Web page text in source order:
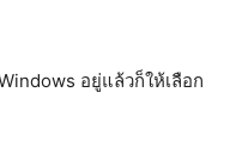
อยู่แล้วก็ให้เลือก